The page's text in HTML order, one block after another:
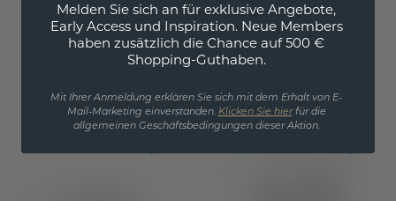
Ohrringe Amie
Schwarz Diamant
Exkl. MwSt. & Zölle
Ohrringe Nina
Platin /Schwarz Diamant
Exkl. MwSt. & Zölle
Melden Sie sich an für exklusive Angebote,
Early Access und Inspiration. Neue Members
haben zusätzlich die Chance auf 500 €
Shopping-Guthaben.
Mit Ihrer Anmeldung erklären Sie sich mit dem Erhalt von E-
Mail-Marketing einverstanden. Klicken Sie hierfür die
allgemeinen Geschäftsbedingungen dieser Aktion.